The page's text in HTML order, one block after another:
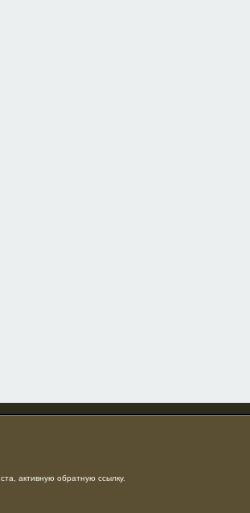
активную обратную ссылку.